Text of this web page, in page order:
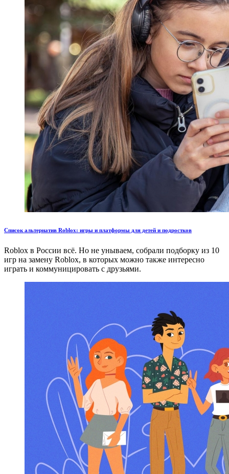
Список альтернатив Roblox: игры и платформы для детей и подростков
Roblox в России всё. Но не унываем, собрали подборку из 10
игр на замену Roblox, в которых можно также интересно
играть и коммуницировать с друзьями.